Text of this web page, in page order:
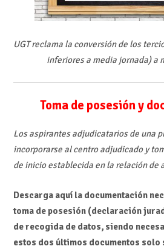
UGT reclama la conversión de los
inferiores a media jornada) a
Toma de posesión y
Los aspirantes adjudicatarios de una
incorporarse al centro adjudicado y
de inicio establecida en la relación de
Descarga aquí la documentación
toma de posesión (declaración
de recogida de datos, siendo
estos dos últimos documentos solo